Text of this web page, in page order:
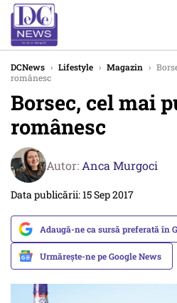
DCNews › Lifestyle › Magazin ›
românesc
Borsec, cel mai
românesc
Autor: Anca Murgoci
Data publicării: 15 Sep 2017
Adaugă-ne ca sursă preferată în
Urmărește-ne pe Google News